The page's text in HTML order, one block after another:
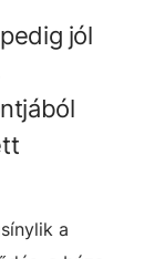
pedig jól
a